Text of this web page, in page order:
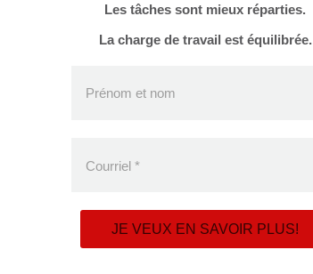
Les tâches sont mieux réparties.
La charge de travail est équilibrée.
Prénom et nom
Courriel *
JE VEUX EN SAVOIR PLUS!